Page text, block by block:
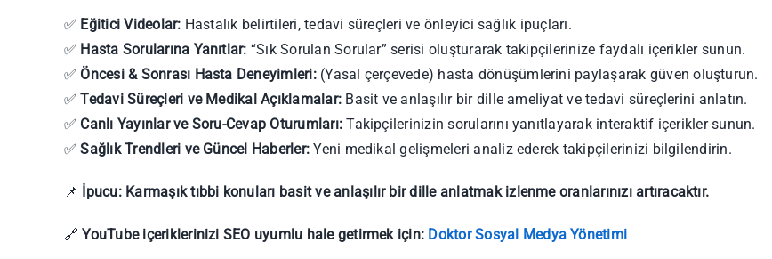
✅ Eğitici Videolar: Hastalık belirtileri, tedavi süreçleri ve önleyici sağlık ipuçları.
✅ Hasta Sorularına Yanıtlar: “Sık Sorulan Sorular” serisi oluşturarak takipçilerinize faydalı içerikler sunun.
✅ Öncesi & Sonrası Hasta Deneyimleri:(Yasal çerçevede) hasta dönüşümlerini paylaşarak güven oluşturun.
✅Tedavi Süreçleri ve Medikal Açıklamalar: Basit ve anlaşılır bir dille ameliyat ve tedavi süreçlerini anlatın.
✅ Canlı Yayınlar ve Soru-Cevap Oturumları: Takipçilerinizin sorularını yanıtlayarak interaktif içerikler sunun.
✅Sağlık Trendleri ve Güncel Haberler: Yeni medikal gelişmeleri analiz ederek takipçilerinizi bilgilendirin.
📌 İpucu: Karmaşık tıbbi konuları basit ve anlaşılır bir dille anlatmak izlenme oranlarınızı artıracaktır.
🔗YouTube içeriklerinizi SEO uyumlu hale getirmek için: Doktor Sosyal Medya Yönetimi